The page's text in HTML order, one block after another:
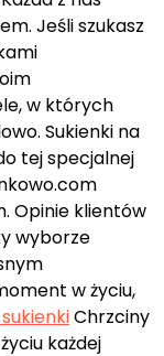
Jeśli szukasz
w których
Sukienki na
tej specjalnej
Opinie klientów
wyborze
w życiu,
Chrzciny
każdej